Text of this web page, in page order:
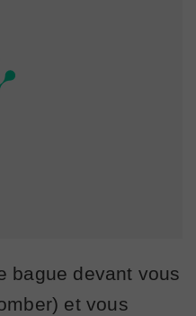
bague devant vous
et vous